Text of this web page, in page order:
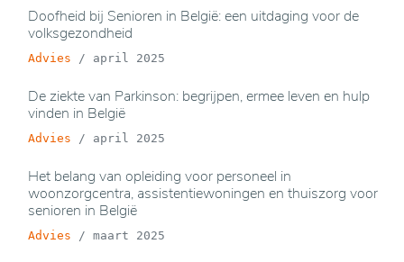
Doofheid bij Senioren in België: een uitdaging voor de
volksgezondheid
Advies / april 2025
De ziekte van Parkinson: begrijpen, ermee leven en hulp
vinden in België
Advies / april 2025
Het belang van opleiding voor personeel in
woonzorgcentra, assistentiewoningen en thuiszorg voor
senioren in België
Advies / maart 2025